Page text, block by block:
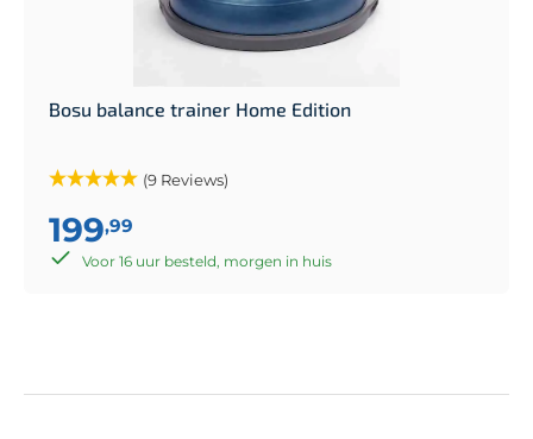
Bosu balance trainer Home Edition
(9 Reviews)
199,99
Voor 16 uur besteld, morgen in huis